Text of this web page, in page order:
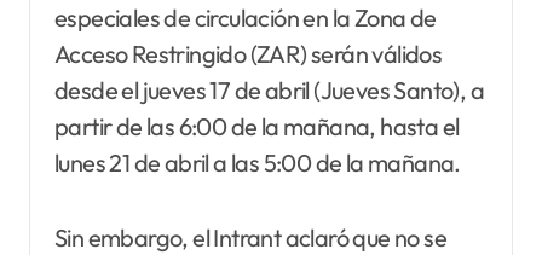
especiales de circulación en la Zona de
Acceso Restringido (ZAR) serán válidos
desde el jueves 17 de abril (Jueves Santo), a
partir de las 6:00 de la mañana, hasta el
lunes 21 de abril a las 5:00 de la mañana.
Sin embargo, el Intrant aclaró que no se